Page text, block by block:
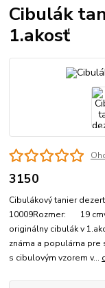
Cibulák
1.akosť
3150
Cibulákový tanier
10009Rozmer: 19
originálny cibulák v
známa a populárna pre
s cibulovým vzorem v...